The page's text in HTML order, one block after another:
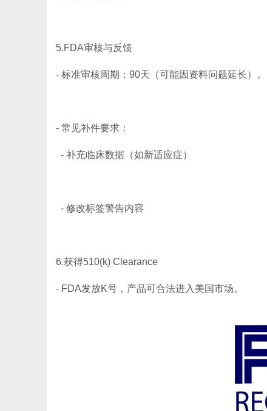
5.FDA审核与反馈
- 标准审核周期：90天（可能因资料问题延长）。
- 常见补件要求：
- 补充临床数据（如新适应症）
- 修改标签警告内容
6.获得510(k) Clearance
- FDA发放K号，产品可合法进入美国市场。